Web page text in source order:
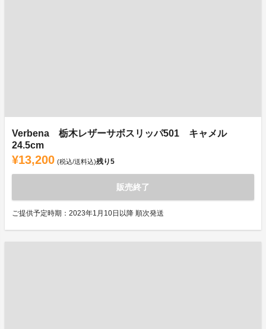
Verbena 栃木レザーサボスリッパ501 キャメル
24.5cm
¥13,200 (税込/送料込)残り5
販売終了
ご提供予定時期：2023年1月10日以降 順次発送